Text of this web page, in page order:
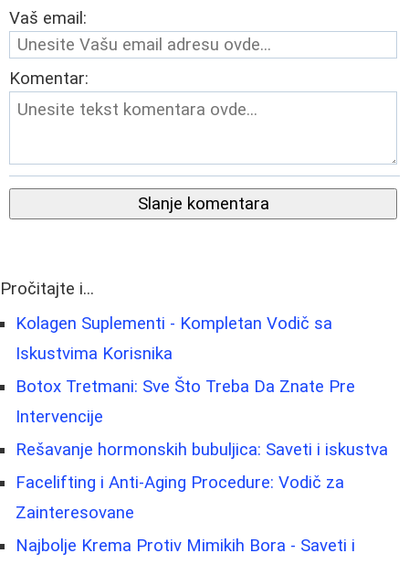
Vaš email:
Komentar:
Slanje komentara
Pročitajte i...
Kolagen Suplementi - Kompletan Vodič sa
Iskustvima Korisnika
Botox Tretmani: Sve Što Treba Da Znate Pre
Intervencije
Rešavanje hormonskih bubuljica: Saveti i iskustva
Facelifting i Anti-Aging Procedure: Vodič za
Zainteresovane
Najbolje Krema Protiv Mimikih Bora - Saveti i